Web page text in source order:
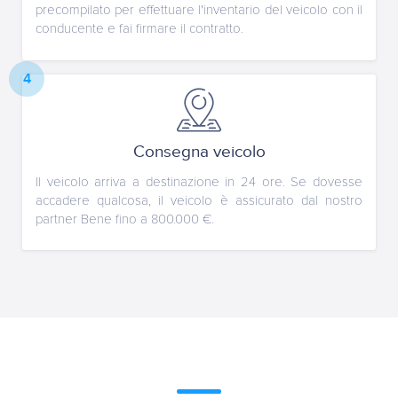
precompilato per effettuare l'inventario del veicolo con il
conducente e fai firmare il contratto.
4
Consegna veicolo
Il veicolo arriva a destinazione in 24 ore. Se dovesse
accadere qualcosa, il veicolo è assicurato dal nostro
partner Bene fino a 800.000 €.